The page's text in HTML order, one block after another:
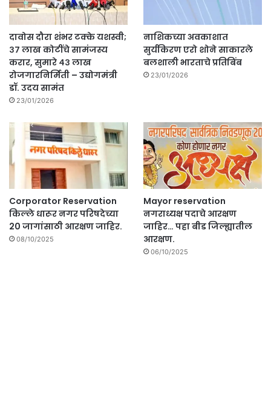
दावोस दौरा शंभर टक्के यशस्वी;
३७ लाख कोटींचे सामंजस्य
करार, सुमारे ४३ लाख
रोजगारनिर्मिती – उद्योगमंत्री
डॉ. उदय सामंत
23/01/2026
नाशिकच्या अवकाशात
सुर्यकिरण एरो शोने साकारले
बलशाली भारताचे प्रतिबिंब
23/01/2026
Corporator Reservation
किल्ले धारूर नगर परिषदेच्या
20 जागांसाठी आरक्षण जाहिर.
08/10/2025
Mayor reservation
नगराध्यक्ष पदाचे आरक्षण
जाहिर… पहा बीड जिल्ह्यातील
आरक्षण.
06/10/2025